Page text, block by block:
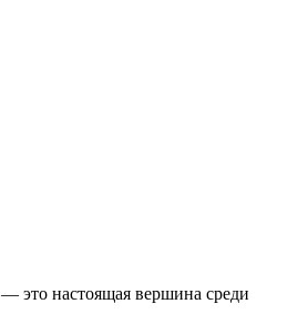
— это настоящая вершина среди